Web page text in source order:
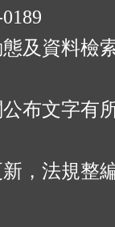
及資料檢
布文字有
，法規整